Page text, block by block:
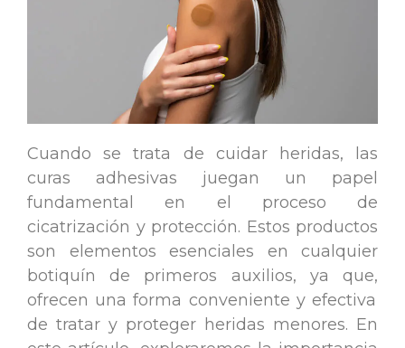
Cuando se trata de cuidar heridas, las
curas adhesivas juegan un papel
fundamental en el proceso de
cicatrización y protección. Estos productos
son elementos esenciales en cualquier
botiquín de primeros auxilios, ya que,
ofrecen una forma conveniente y efectiva
de tratar y proteger heridas menores. En